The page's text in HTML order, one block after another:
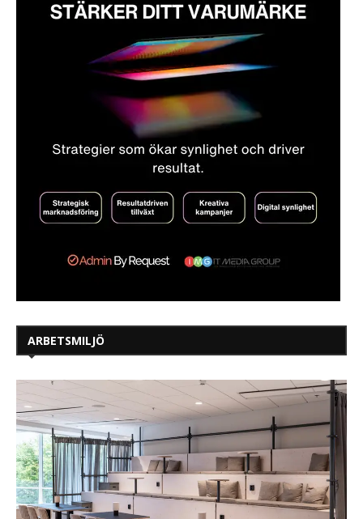
ARBETSMILJÖ